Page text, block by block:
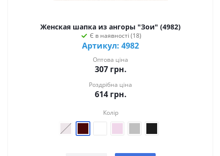
Женская шапка из ангоры "Зои" (4982)
Є в наявності (18)
Артикул: 4982
Оптова ціна
307грн.
Роздрібна ціна
614грн.
Колір